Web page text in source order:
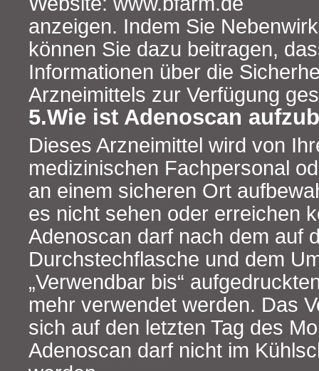
anzeigen. Indem Sie
können Sie dazu beitragen,
Informationen über die
Arzneimittels zur Verfügung
5.Wie ist Adenoscan
Dieses Arzneimittel wird von
medizinischen Fachpersonal
an einem sicheren Ort
es nicht sehen oder erreichen
Adenoscan darf nach dem auf
Durchstechflasche und dem
„Verwendbar bis“
mehr verwendet werden. Das
sich auf den letzten Tag des
Adenoscan darf nicht im